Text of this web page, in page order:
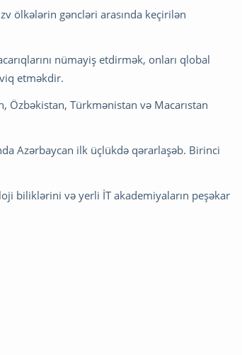
ölkələrin gəncləri arasında keçirilən
nümayiş etdirmək, onları qlobal
etməkdir.
Özbəkistan, Türkmənistan və Macarıstan
Azərbaycan ilk üçlükdə qərarlaşəb. Birinci
biliklərini və yerli İT akademiyaların peşəkar